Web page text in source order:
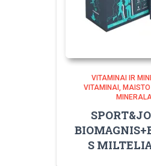
VITAMINAI IR
VITAMINAI,
S